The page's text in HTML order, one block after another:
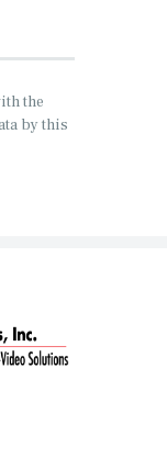
the
by this